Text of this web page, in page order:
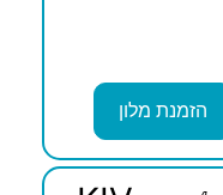
הזמנת מלון